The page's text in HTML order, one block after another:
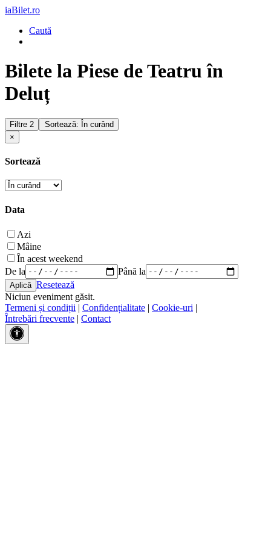
iaBilet.ro
Caută
Bilete la Piese de Teatru în
Deluț
Filtre 2
Sortează: În curând
×
Sortează
Data
Azi
Mâine
În acest weekend
De la
Până la
Resetează
Niciun eveniment găsit.
Termeni și condiții | Confidențialitate | Cookie-uri |
Întrebări frecvente | Contact